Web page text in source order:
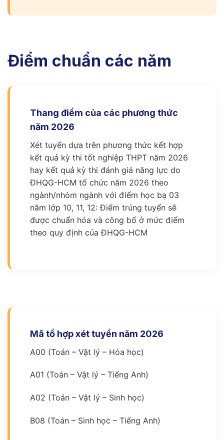
Điểm chuẩn các năm
Thang điểm của các phương thức
năm 2026
Xét tuyển dựa trên phương thức kết hợp
kết quả kỳ thi tốt nghiệp THPT năm 2026
hay kết quả kỳ thi đánh giá năng lực do
ĐHQG-HCM tổ chức năm 2026 theo
ngành/nhóm ngành với điểm học bạ 03
năm lớp 10, 11, 12: Điểm trúng tuyển sẽ
được chuẩn hóa và công bố ở mức điểm
theo quy định của ĐHQG-HCM
Mã tổ hợp xét tuyển năm 2026
A00 (Toán – Vật lý – Hóa học)
A01 (Toán – Vật lý – Tiếng Anh)
A02 (Toán – Vật lý – Sinh học)
B08 (Toán – Sinh học – Tiếng Anh)